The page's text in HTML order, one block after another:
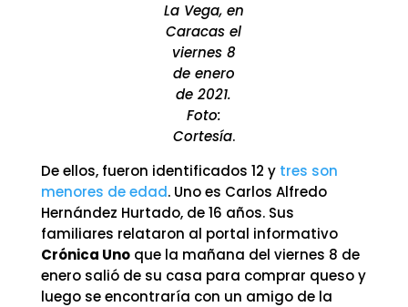
La Vega, en
Caracas el
viernes 8
de enero
de 2021.
Foto:
Cortesía.
De ellos, fueron identificados 12 y tres son
menores de edad. Uno es Carlos Alfredo
Hernández Hurtado, de 16 años. Sus
familiares relataron al portal informativo
Crónica Unoque la mañana del viernes 8 de
enero salió de su casa para comprar queso y
luego se encontraría con un amigo de la